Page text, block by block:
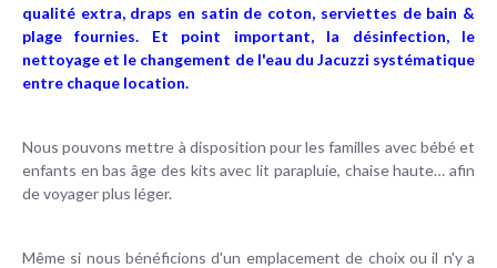
qualité extra, draps en satin de coton, serviettes de bain &
plage fournies. Et point important, la désinfection, le
nettoyage et le changement de l'eau du Jacuzzi systématique
entre chaque location.
Nous pouvons mettre à disposition pour les familles avec bébé et
enfants en bas âge des kits avec lit parapluie, chaise haute… afin
de voyager plus léger.
Même si nous bénéficions d'un emplacement de choix ou il n'y a